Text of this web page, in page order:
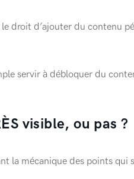
droit d’ajouter du contenu
servir à débloquer du
visible, ou pas ?
la mécanique des points qui